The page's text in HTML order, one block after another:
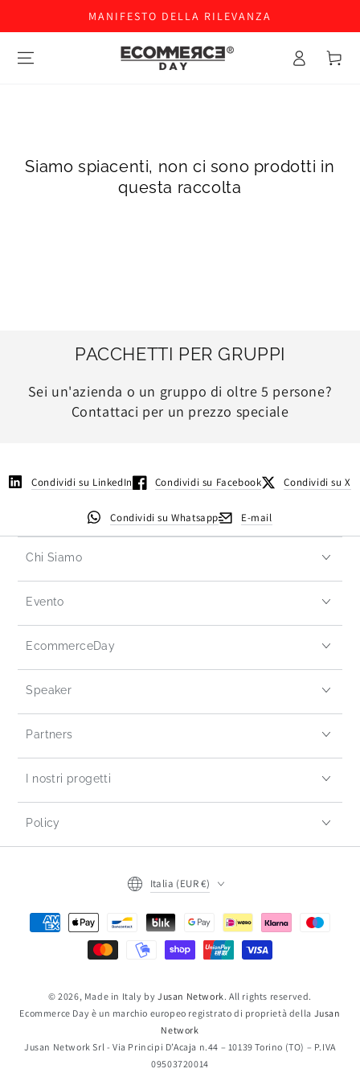
MANIFESTO DELLA RILEVANZA
Accesso Carello
Siamo spiacenti, non ci sono prodotti in
questa raccolta
PACCHETTI PER GRUPPI
Sei un'azienda o un gruppo di oltre 5 persone?
Contattaci per un prezzo speciale
Condividi su LinkedIn Condividi su Facebook Condividi su X
Condividi su Whatsapp E-mail
Chi Siamo
Evento
EcommerceDay
Speaker
Partners
I nostri progetti
Policy
© 2026, Made in Italy by Jusan Network. All rights reserved.
Ecommerce Day è un marchio europeo registrato di proprietà della Jusan
Network
Jusan Network Srl - Via Principi D’Acaja n.44 – 10139 Torino (TO) – P.IVA
09503720014
Italia (EUR €)